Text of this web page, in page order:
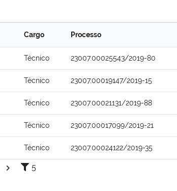
Cargo Processo
Técnico 23007.00025543/2019-80
Técnico 23007.00019147/2019-15
Técnico 23007.00021131/2019-88
Técnico 23007.00017099/2019-21
Técnico 23007.00024122/2019-35
5